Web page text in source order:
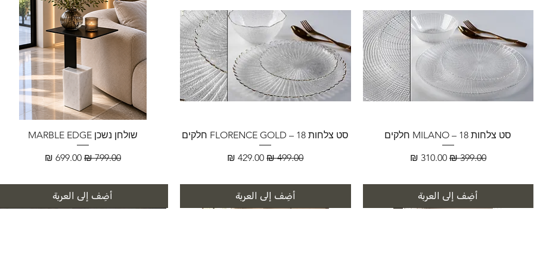
סט צלחות MILANO – 18 חלקים
سعر عادي‏399.00 ₪ سعر البيع‏310.00 ₪
أضِف إلى العربة
סט צלחות FLORENCE GOLD – 18 חלקים
سعر عادي‏499.00 ₪ سعر البيع
أضِف إلى العربة
שולחן נשכן MARBLE EDGE
سعر عادي‏799.00 ₪ سعر البيع‏699.00 ₪
أضِف إلى العربة